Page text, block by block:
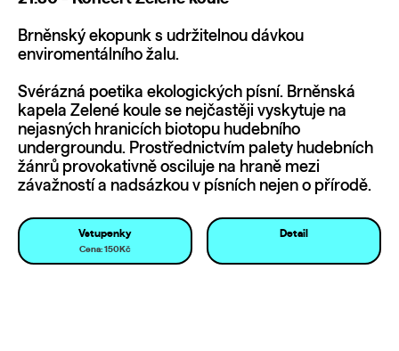
Brněnský ekopunk s udržitelnou dávkou
enviromentálního žalu.
Svérázná poetika ekologických písní. Brněnská
kapela Zelené koule se nejčastěji vyskytuje na
nejasných hranicích biotopu hudebního
undergroundu. Prostřednictvím palety hudebních
žánrů provokativně osciluje na hraně mezi
závažností a nadsázkou v písních nejen o přírodě.
Vstupenky
Cena: 150Kč
Detail